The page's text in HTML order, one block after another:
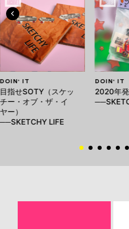
DOIN' IT
目指せSOTY（スケッ
チー・オブ・ザ・イ
ヤー）
──SKETCHY LIFE
DOIN' IT
2020年